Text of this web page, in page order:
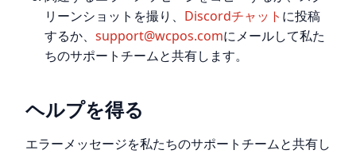
リーンショットを撮り、 Discordチャット に投稿
するか、 support@wcpos.comにメールして私た
ちのサポートチームと共有します。
ヘルプを得る
エラーメッセージを私たちのサポートチームと共有し